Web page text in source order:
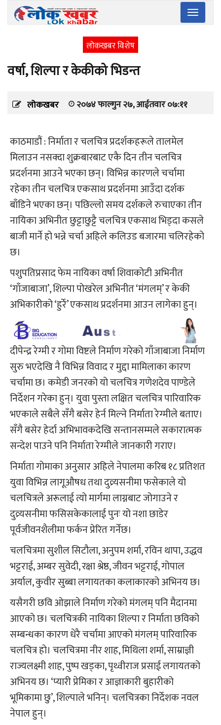
Toggle
लोकखबर विशेष
वर्षा, शिल्पा र केकीको भिडन्त
लोकखबर २०७४ फाल्गुन २७, आईतवार ०७:११
काठमाडौं : निर्माता र चलचित्र प्रदर्शकहरूले तालमेल
मिलाउन नसक्दा शुक्रबारबाट एकै दिन तीन चलचित्र
प्रदर्शनमा आउने भएका छन्। विभिन्न कारणले चर्चामा
रहेका तीन चलचित्र एकसाथ प्रदर्शनमा आउँदा दर्शक
बाँडिने भएका छन्। पछिल्लो समय दर्शकले रुचाएका तीन
नायिका अभिनीत छुट्टाछुट्टै चलचित्र एकसाथ भिड्दा कसले
बाजी मार्ने हो भन्ने चर्चा अहिले कलिउड बजारमा चलिरहेको
छ।
पशुपतिप्रसाद फेम नायिका वर्षा शिवाकोटी अभिनीत
‘गाँजाबाजा’, शिल्पा पोखरेल अभिनीत ‘मंगलम्’ र केकी
अभिकारीको ‘हुर्रे’ एकसाथ प्रदर्शनमा आउन लागेका हुन्।
दीपेन्द्र रेग्मी र गोमा विष्टले निर्माण गरेको गाँजाबाजा निर्माण
सुरु भएदेखि नै विभिन्न विवाद र मुद्दा मामिलाका कारण
चर्चामा छ। कमेडी जनरको यो चलचित्र गणेशदेव पाण्डेले
निर्देशन गरेका हुन्। युवा पुस्ता लक्षित चलचित्र पारिवारिक
भएकाले सबैले सँगै बसेर हेर्न मिल्ने निर्माता रेग्मीले बताए।
सँगै बसेर हेर्दा अभिभावकदेखि सन्तानसम्मले सकारात्मक
सन्देश पाउने पनि निर्माता रेग्मीले जानकारी गराए।
निर्माता गोमाका अनुसार अहिले नेपालमा करिब १८ प्रतिशत
युवा विभिन्न लागूऔषध तथा दुव्र्यसनीमा फसेकाले यो
चलचित्रले अरूलाई त्यो मार्गमा लाग्नबाट जोगाउने र
दुव्र्यसनीमा फसिसकेकालाई पुनः यो नशा छाडेर
पूर्वजीवनशैलीमा फर्कन प्रेरित गर्नेछ।
चलचित्रमा सुशील सिटौला, अनुपम शर्मा, रविन थापा, उद्धव
भट्टराई, अम्बर सुवेदी, रक्षा श्रेष्ठ, जीवन भट्टराई, गोपाल
अर्याल, कुवीर सुब्बा लगायतका कलाकारको अभिनय छ।
यसैगरी छवि ओझाले निर्माण गरेको मंगलम् पनि मैदानमा
आएको छ। चलचित्रकी नायिका शिल्पा र निर्माता छविको
सम्बन्धका कारण धेरै चर्चामा आएको मंगलम् पारिवारिक
चलचित्र हो। चलचित्रमा नीर शाह, मिथिला शर्मा, साम्राज्ञी
राज्यलक्ष्मी शाह, पुष्प खड्का, पृथ्वीराज प्रसाई लगायतको
अभिनय छ। ‘प्यारी प्रेमिका र आज्ञाकारी बुहारीको
भूमिकामा छु’, शिल्पाले भनिन्। चलचित्रका निर्देशक नवल
नेपाल हुन्।